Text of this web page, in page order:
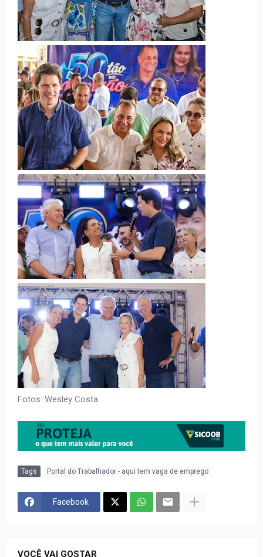
Fotos: Wesley Costa.
Tags Portal do Trabalhador - aqui tem vaga de emprego
Facebook
VOCÊ VAI GOSTAR